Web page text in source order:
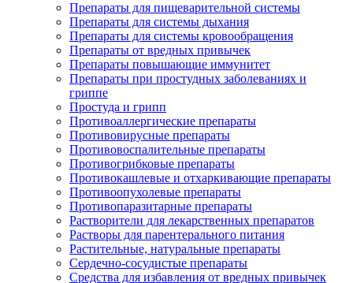
Препараты для пищеварительной системы
Препараты для системы дыхания
Препараты для системы кровообращения
Препараты от вредных привычек
Препараты повышающие иммунитет
Препараты при простудных заболеваниях и
гриппе
Простуда и грипп
Противоаллергические препараты
Противовирусные препараты
Противовоспалительные препараты
Противогрибковые препараты
Противокашлевые и отхаркивающие препараты
Противоопухолевые препараты
Противопаразитарные препараты
Растворители для лекарственных препаратов
Растворы для парентерального питания
Растительные, натуральные препараты
Сердечно-сосудистые препараты
Средства для избавления от вредных привычек